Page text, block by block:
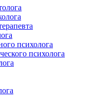
психолога
психолога